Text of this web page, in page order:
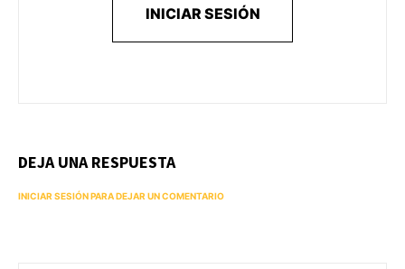
INICIAR SESIÓN
DEJA UNA RESPUESTA
INICIAR SESIÓN PARA DEJAR UN COMENTARIO